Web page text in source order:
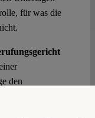
für was die
den
erfüllt.